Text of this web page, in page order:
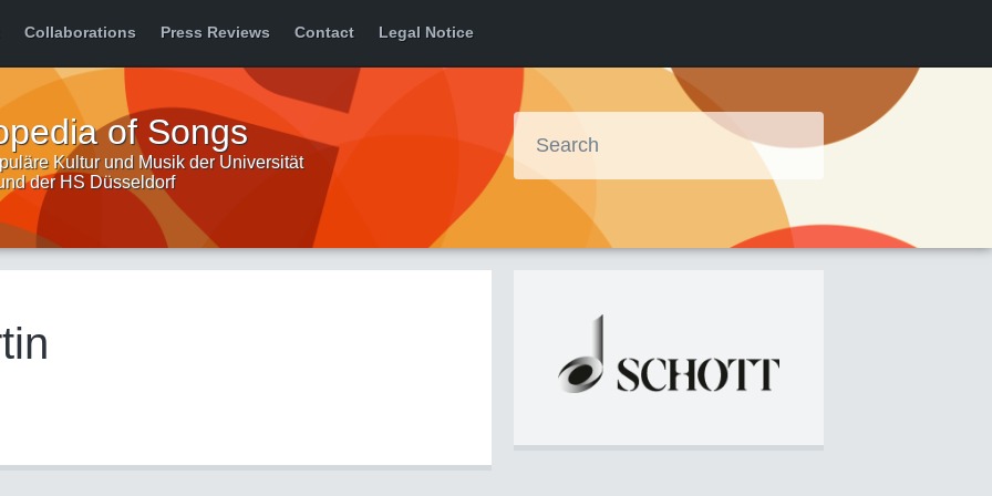
Collaborations Press Reviews Contact Legal Notice
of Songs
Kultur und Musik der Universität
der HS Düsseldorf